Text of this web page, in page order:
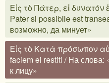
Εἰς τὸ Πάτερ, εἰ
Pater si possibile est
возможно, да минует»
Εἰς τὸ Κατὰ πρόσωπον
faciem ei restiti / На слова:
к лицу»